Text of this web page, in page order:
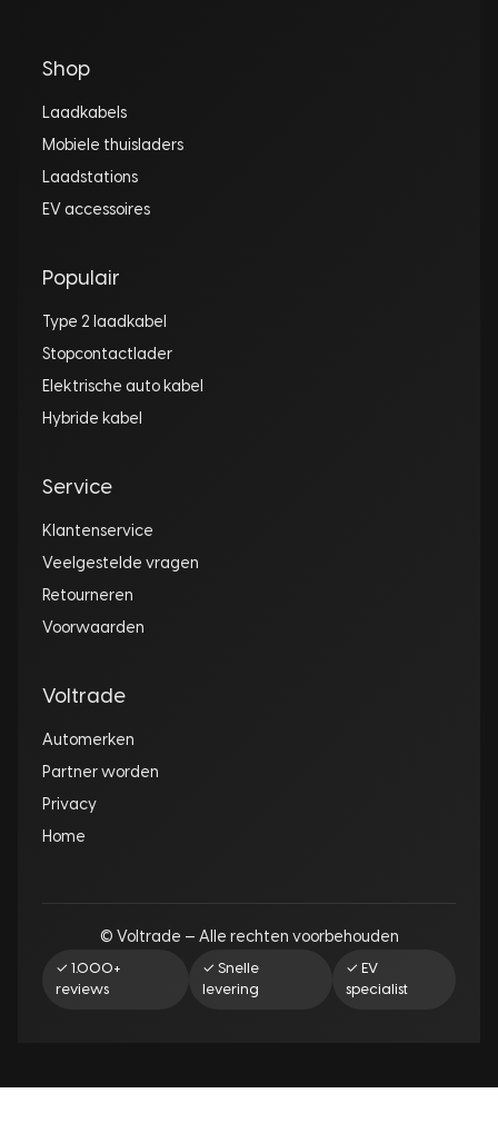
Shop
Laadkabels
Mobiele thuisladers
Laadstations
EV accessoires
Populair
Type 2 laadkabel
Stopcontactlader
Elektrische auto kabel
Hybride kabel
Service
Klantenservice
Veelgestelde vragen
Retourneren
Voorwaarden
Voltrade
Automerken
Partner worden
Privacy
Home
© Voltrade — Alle rechten voorbehouden
✓ 1.000+
reviews
✓ Snelle
levering
✓ EV
specialist